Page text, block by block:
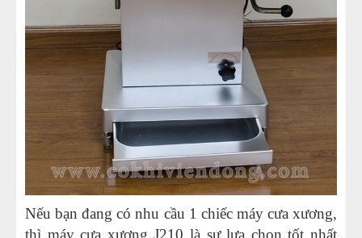
Nếu bạn đang có nhu cầu 1 chiếc máy cưa xương,